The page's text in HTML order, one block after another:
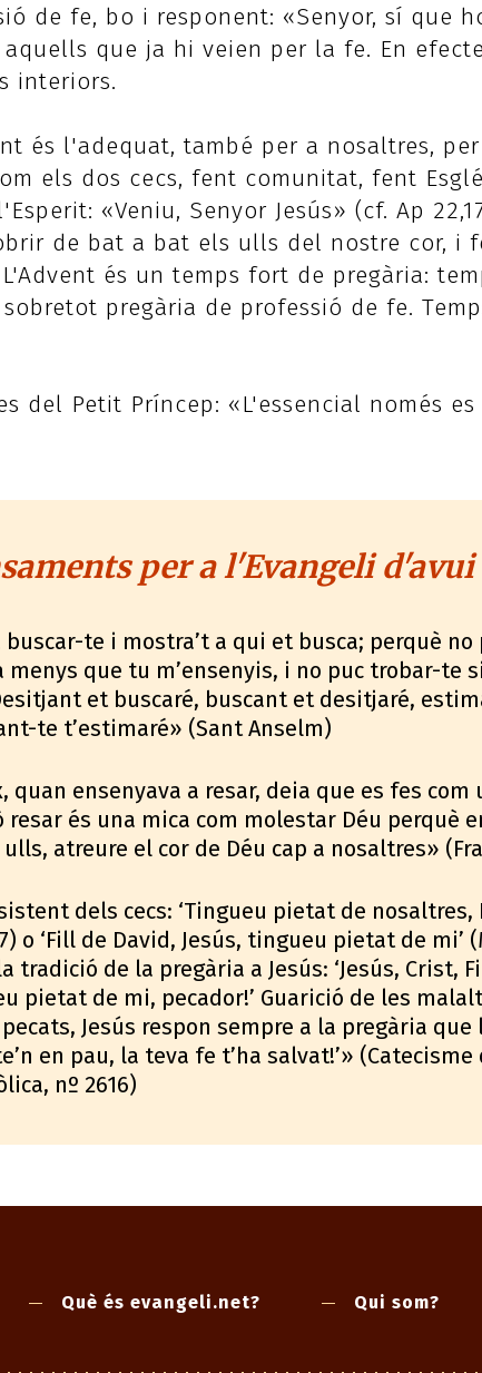
de fe, bo i responent: «Senyor, sí que
que ja hi veien per la fe. En
interiors.
és l'adequat, també per a nosaltres, per
els dos cecs, fent comunitat, fent
«Veniu, Senyor Jesús» (cf. Ap
de bat a bat els ulls del nostre cor, i
és un temps fort de pregària:
pregària de professió de fe.
del Petit Príncep: «L'essencial només
per a l'Evangeli d'avui
buscar-te i mostra’t a qui et busca; perquè no
menys que tu m’ensenyis, i no puc trobar-te
et buscaré, buscant et desitjaré,
te t’estimaré» (Sant Anselm)
quan ensenyava a resar, deia que es fes com
resar és una mica com molestar Déu perquè
atreure el cor de Déu cap a nosaltres»
dels cecs: ‘Tingueu pietat de nosaltres,
o ‘Fill de David, Jesús, tingueu pietat de mi’
tradició de la pregària a Jesús: ‘Jesús, Crist,
pietat de mi, pecador!’ Guarició de les
Jesús respon sempre a la pregària que
en pau, la teva fe t’ha salvat!’» (Catecisme
nº 2616)
Què és evangeli.net? Qui som?